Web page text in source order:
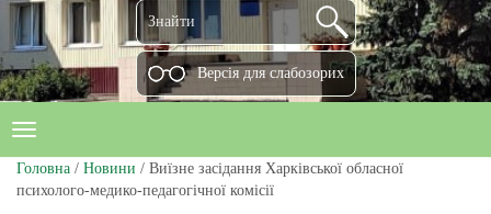
Версiя для слабозорих
Головна / Новини / Виїзне засідання Харківської обласної
психолого-медико-педагогічної комісії